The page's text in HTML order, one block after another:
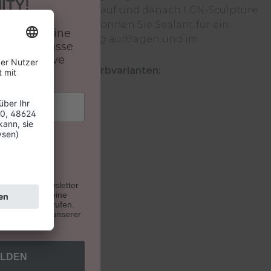
Haftlack, auf und danach LCN-Sculpture
Im Anschluss können Sie Sealant für ein
und gleichmäßig auftragen und im
in folgenden Farbvarianten:
auf deine
verpasse
exklusive
unseren Newsletter
Du kannst deine
widerrufen.
du auf unserer